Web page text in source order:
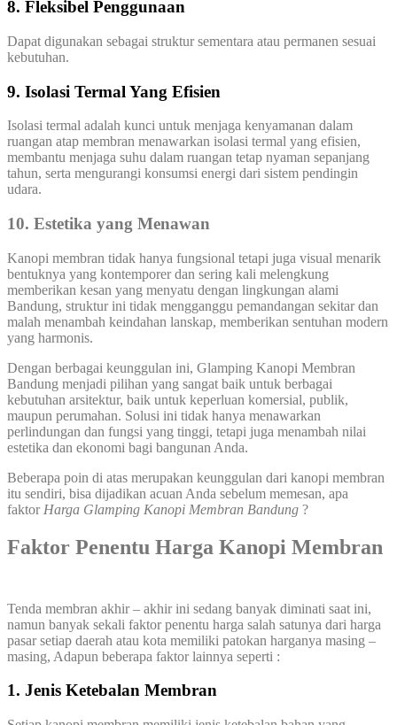
8. Fleksibel Penggunaan
Dapat digunakan sebagai struktur sementara atau permanen sesuai
kebutuhan.
9. Isolasi Termal Yang Efisien
Isolasi termal adalah kunci untuk menjaga kenyamanan dalam
ruangan atap membran menawarkan isolasi termal yang efisien,
membantu menjaga suhu dalam ruangan tetap nyaman sepanjang
tahun, serta mengurangi konsumsi energi dari sistem pendingin
udara.
10. Estetika yang Menawan
Kanopi membran tidak hanya fungsional tetapi juga visual menarik
bentuknya yang kontemporer dan sering kali melengkung
memberikan kesan yang menyatu dengan lingkungan alami
Bandung, struktur ini tidak mengganggu pemandangan sekitar dan
malah menambah keindahan lanskap, memberikan sentuhan modern
yang harmonis.
Dengan berbagai keunggulan ini, Glamping Kanopi Membran
Bandung menjadi pilihan yang sangat baik untuk berbagai
kebutuhan arsitektur, baik untuk keperluan komersial, publik,
maupun perumahan. Solusi ini tidak hanya menawarkan
perlindungan dan fungsi yang tinggi, tetapi juga menambah nilai
estetika dan ekonomi bagi bangunan Anda.
Beberapa poin di atas merupakan keunggulan dari kanopi membran
itu sendiri, bisa dijadikan acuan Anda sebelum memesan, apa
faktor Harga Glamping Kanopi Membran Bandung ?
Faktor Penentu Harga Kanopi Membran
Tenda membran akhir – akhir ini sedang banyak diminati saat ini,
namun banyak sekali faktor penentu harga salah satunya dari harga
pasar setiap daerah atau kota memiliki patokan harganya masing –
masing, Adapun beberapa faktor lainnya seperti :
1. Jenis Ketebalan Membran